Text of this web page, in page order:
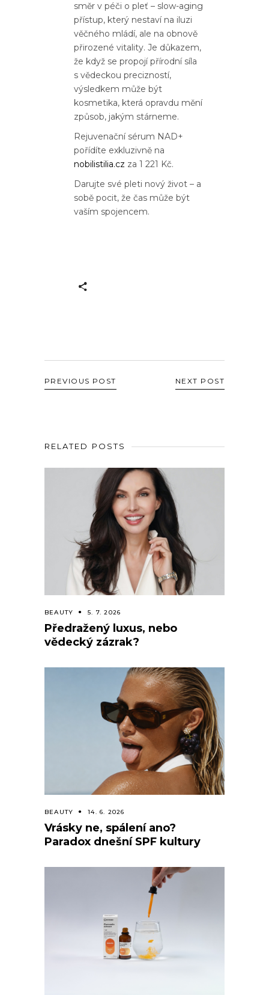
směr v péči o pleť – slow-aging
přístup, který nestaví na iluzi
věčného mládí, ale na obnově
přirozené vitality. Je důkazem,
že když se propojí přírodní síla
s vědeckou precizností,
výsledkem může být
kosmetika, která opravdu mění
způsob, jakým stárneme.
Rejuvenační sérum NAD+
pořídíte exkluzivně na
nobilistilia.cz za 1 221 Kč.
Darujte své pleti nový život – a
sobě pocit, že čas může být
vaším spojencem.
PREVIOUS POST NEXT POST
RELATED POSTS
BEAUTY 5. 7. 2026
Předražený luxus, nebo
vědecký zázrak?
BEAUTY 14. 6. 2026
Vrásky ne, spálení ano?
Paradox dnešní SPF kultury